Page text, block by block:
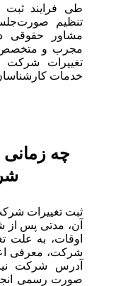
طی فرایند ثبت
تنظیم
مشاور حقوقی
مجرب و متخصص
تغییرات شرکت
خدمات
چه زمانی
ثبت تغییرات
آن، مدتی پس از
اوقات، به علت
شرکت، معرفی
آدرس شرکت
صورت رسمی